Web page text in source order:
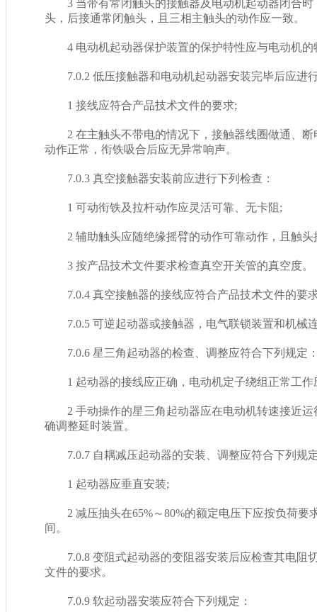
3 当带有常闭触头的接触器及电动机起动器闭合时，
头，后接通常闭触头，且三相主触头的动作应一致。
4 电动机起动器保护装置的保护特性应与电动机的特性
7.0.2 低压接触器和电动机起动器安装完毕后应进行下
1 接线应符合产品技术文件的要求;
2 在主触头不带电的情况下，接触器线圈做通、
动作正常，衔铁吸合后应无异常响声。
7.0.3 真空接触器安装前应进行下列检查：
1 可动衔铁及拉杆动作应灵活可靠、无卡阻;
2 辅助触头应随绝缘摇臂的动作可靠动作，且触头
3 按产品技术文件要求检查真空开关管的真空度。
7.0.4 真空接触器的接线应符合产品技术文件的要求
7.0.5 可逆起动器或接触器，电气联锁装置和机械连锁
7.0.6 星三角起动器的检查、调整应符合下列规定
1 起动器的接线应正确，电动机定子绕组正常工
2 手动操作的星三角起动器应在电动机转速接近运行
确调整延时装置。
7.0.7 自耦减压起动器的安装、调整应符合下列规定
1 起动器应垂直安装;
2 减压抽头在65%～80%的额定电压下应按负荷要求
间。
7.0.8 变阻式起动器的变阻器安装后应检查其电阻切换
文件的要求。
7.0.9 软起动器安装应符合下列规定：